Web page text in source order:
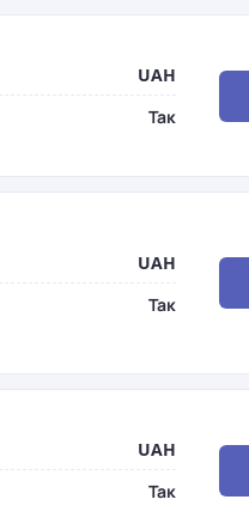
UAH
Так
UAH
Так
UAH
Так